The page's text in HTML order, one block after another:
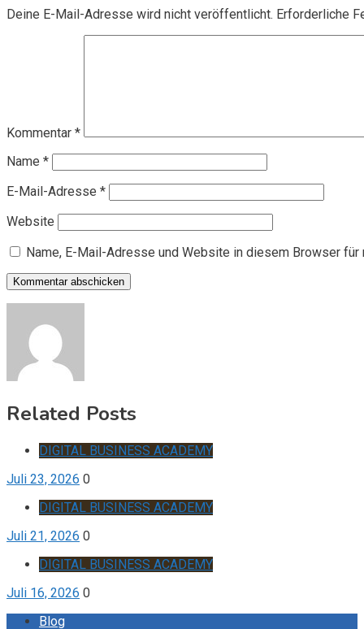
Deine E-Mail-Adresse wird nicht veröffentlicht. Erforderliche
Kommentar *
Name *
E-Mail-Adresse *
Website
Name, E-Mail-Adresse und Website in diesem Browser
Related Posts
DIGITAL BUSINESS ACADEMY
Juli 23, 2026 0
DIGITAL BUSINESS ACADEMY
Juli 21, 2026 0
DIGITAL BUSINESS ACADEMY
Juli 16, 2026 0
Blog